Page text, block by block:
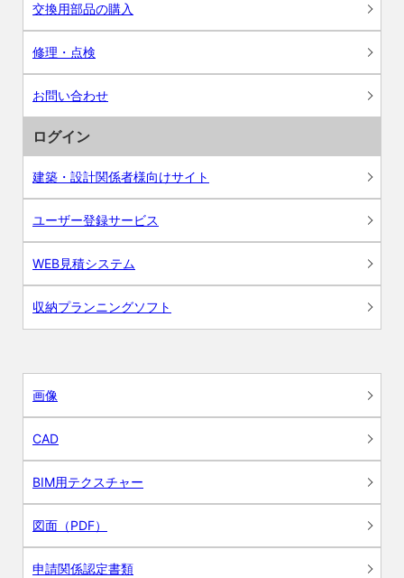
交換用部品の購入
修理・点検
お問い合わせ
ログイン
建築・設計関係者様向けサイト
ユーザー登録サービス
WEB見積システム
収納プランニングソフト
画像
CAD
BIM用テクスチャー
図面（PDF）
申請関係認定書類